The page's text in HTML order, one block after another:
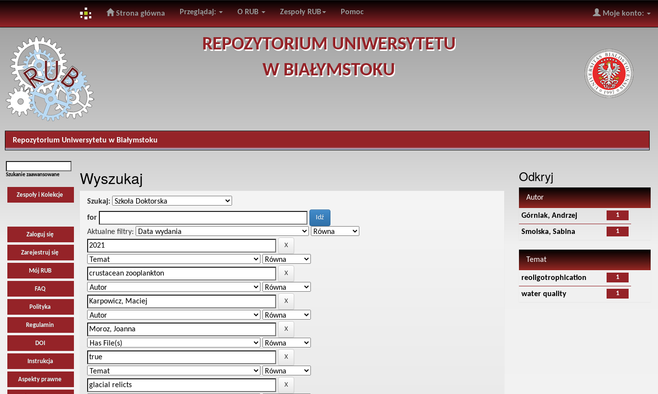
navigation
Strona główna Przeglądaj: O RUB Zespoły RUB Pomoc Moje konto:
REPOZYTORIUM UNIWERSYTETU
W BIAŁYMSTOKU
Repozytorium Uniwersytetu w Białymstoku
Szukanie zaawansowane
Zespoły i Kolekcje
Zaloguj się
Zarejestruj się
Mój RUB
FAQ
Polityka
Regulamin
DOI
Instrukcja
Aspekty prawne
Wyszukaj
Szukaj:
for
Aktualne filtry:
Odkryj
Autor
1
Górniak, Andrzej
1
Smolska, Sabina
Temat
1
reoligotrophication
1
water quality